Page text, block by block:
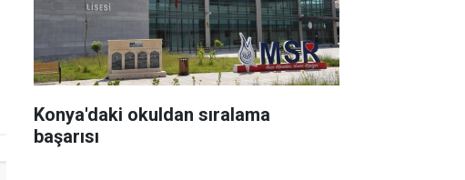
Konya'daki okuldan sıralama
başarısı